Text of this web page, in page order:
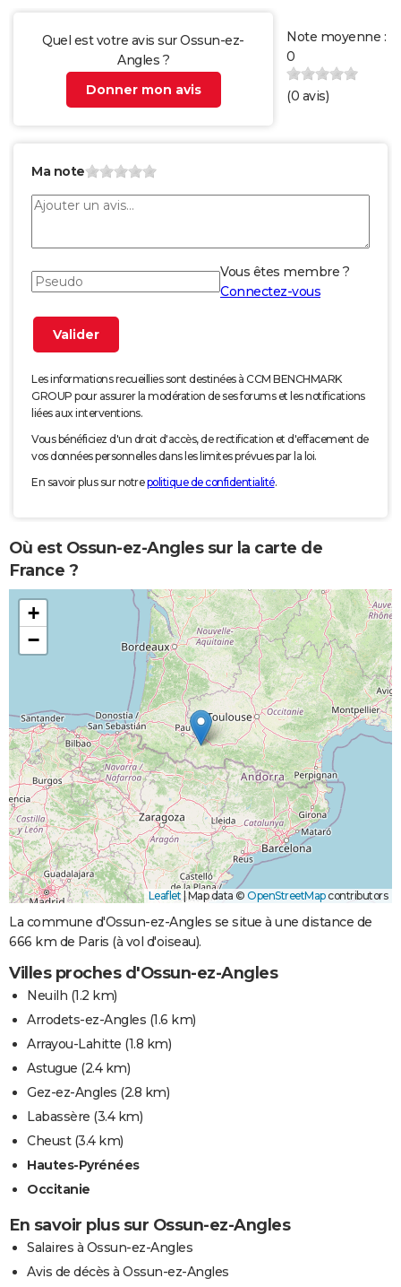
Quel est votre avis sur Ossun-ez-
Angles ?
Donner mon avis
Note moyenne :
0
(0 avis)
Ma note
Vous êtes membre ?
Connectez-vous
Les informations recueillies sont destinées à CCM BENCHMARK
GROUP pour assurer la modération de ses forums et les notifications
liées aux interventions.
Vous bénéficiez d'un droit d'accès, de rectification et d'effacement de
vos données personnelles dans les limites prévues par la loi.
En savoir plus sur notrepolitique de confidentialité.
Où est Ossun-ez-Angles sur la carte de
France ?
+
−
Leaflet |Map data © OpenStreetMapcontributors
La commune d'Ossun-ez-Angles se situe à une distance de
666 km de Paris (à vol d'oiseau).
Villes proches d'Ossun-ez-Angles
Neuilh (1.2 km)
Arrodets-ez-Angles (1.6 km)
Arrayou-Lahitte (1.8 km)
Astugue (2.4 km)
Gez-ez-Angles (2.8 km)
Labassère (3.4 km)
Cheust(3.4 km)
Hautes-Pyrénées
Occitanie
En savoir plus sur Ossun-ez-Angles
Salaires à Ossun-ez-Angles
Avis de décès à Ossun-ez-Angles